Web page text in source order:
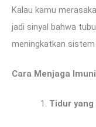
Kalau kamu
jadi sinyal bahwa
meningkatkan
Cara Menjaga
Tidur